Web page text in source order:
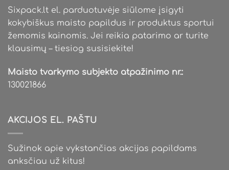
Sixpack.lt el. parduotuvėje siūlome įsigyti
kokybiškus maisto papildus ir produktus sportui
žemomis kainomis. Jei reikia patarimo ar turite
klausimų – tiesiog susisiekite!
Maisto tvarkymo subjekto atpažinimo nr.:
130021866
AKCIJOS EL. PAŠTU
Sužinok apie vykstančias akcijas papildams
anksčiau už kitus!